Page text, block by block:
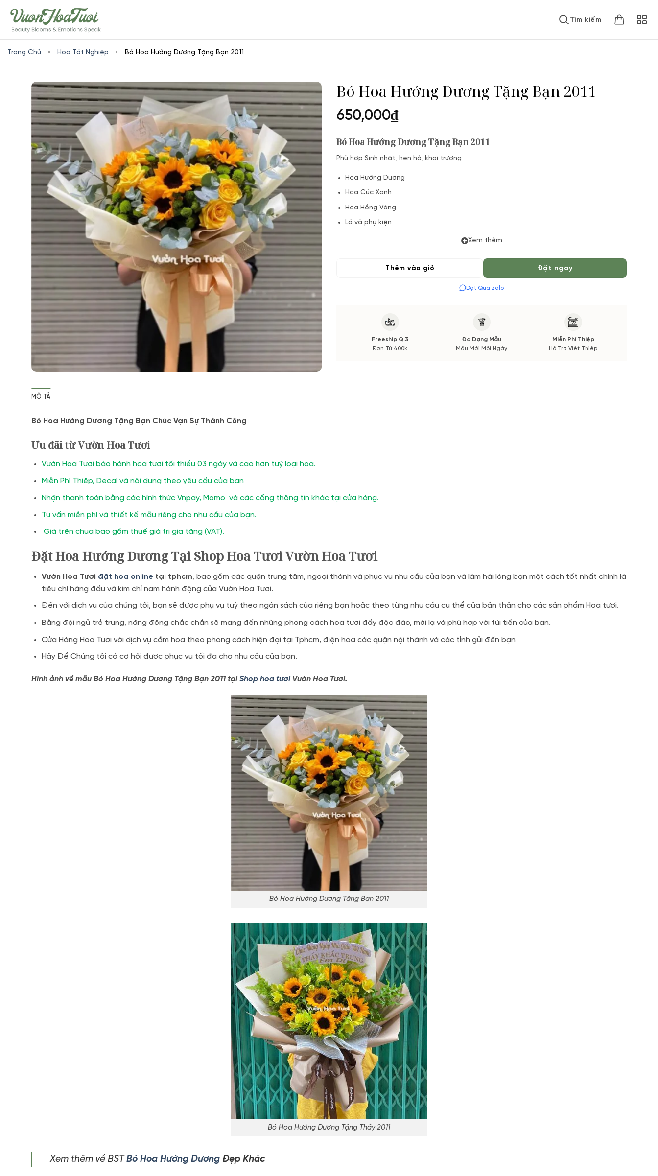
to
content
Tìm kiếm
Trang Chủ • Hoa Tốt Nghiệp • Bó Hoa Hướng Dương Tặng Bạn 2011
Bó Hoa Hướng Dương Tặng Bạn 2011
650,000₫
Bó Hoa Hướng Dương Tặng Bạn 2011
Phù hợp Sinh nhật, hẹn hò, khai trương
Hoa Hướng Dương
Hoa Cúc Xanh
Hoa Hồng Vàng
Lá và phụ kiện
(*) Shop hoa tươi với dịch vụ đặt hoa online Vườn Hoa Tươi đảm bảo phong cách cắm,
Quý khách hàng xác nhận trước khi cắm hay bó.
Xem thêm
Thêm vào giỏ Đặt ngay
Đặt Qua Zalo
Freeship Q.3
Đơn Từ 400k
Đa Dạng Mẫu
Mẫu Mới Mỗi Ngày
Miễn Phí Thiệp
Hỗ Trợ Viết Thiệp
MÔ TẢ
Bó Hoa Hướng Dương Tặng Bạn Chúc Vạn Sự Thành Công
Ưu đãi từ Vườn Hoa Tươi
Vườn Hoa Tươi bảo hành hoa tươi tối thiểu 03 ngày và cao hơn tuỳ loại hoa.
Miễn Phí Thiệp, Decal và nội dung theo yêu cầu của bạn
Nhận thanh toán bằng các hình thức Vnpay, Momo và các cổng thông tin khác tại cửa hàng.
Tư vấn miễn phí và thiết kế mẫu riêng cho nhu cầu của bạn.
Giá trên chưa bao gồm thuế giá trị gia tăng (VAT).
Đặt Hoa Hướng Dương Tại Shop Hoa Tươi Vườn Hoa Tươi
Vườn Hoa Tươi đặt hoa online tại tphcm, bao gồm các quận trung tâm, ngoại thành và phục vụ nhu cầu của bạn và làm hài lòng bạn một cách tốt nhất chính là
tiêu chí hàng đầu và kim chỉ nam hành động của Vườn Hoa Tươi.
Đến với dịch vụ của chúng tôi, bạn sẽ được phụ vụ tuỳ theo ngân sách của riêng bạn hoặc theo từng nhu cầu cụ thể của bản thân cho các sản phẩm Hoa tươi.
Bằng đội ngủ trẻ trung, năng động chắc chắn sẽ mang đến những phong cách hoa tươi đầy độc đáo, mới lạ và phù hợp với túi tiền của bạn.
Cửa Hàng Hoa Tươi với dịch vụ cắm hoa theo phong cách hiện đại tại Tphcm, điện hoa các quận nội thành và các tỉnh gửi đến bạn
Hãy Để Chúng tôi có cơ hội được phục vụ tối đa cho nhu cầu của bạn.
Hình ảnh về mẫu Bó Hoa Hướng Dương Tặng Bạn 2011 tạiShop hoa tươiVườn Hoa Tươi.
Bó Hoa Hướng Dương Tặng Bạn 2011
Bó Hoa Hướng Dương Tặng Thầy 2011
Xem thêm về BSTBó Hoa Hướng Dương Đẹp Khác